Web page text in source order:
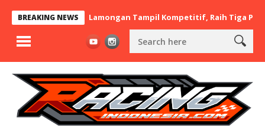
BREAKING NEWS
BaraBere Asal Lamongan Tampil Kompetitif, Raih Tiga Podium di